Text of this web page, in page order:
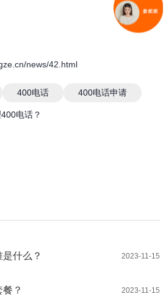
news/42.html
400电话 400电话申请
电话？
2023-11-15
什么？
2023-11-15
？